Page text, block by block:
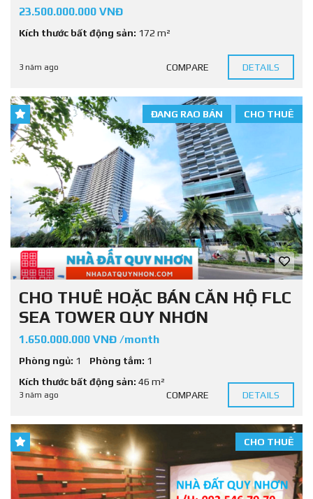
23.500.000.000 VNĐ
Kích thước bất động sản: 172 m²
3 năm ago COMPARE DETAILS
CHO THUÊ
ĐANG RAO BÁN
CHO THUÊ HOẶC BÁN CĂN HỘ FLC
SEA TOWER QUY NHƠN
1.650.000.000 VNĐ /month
Phòng ngủ: 1 Phòng tắm: 1
Kích thước bất động sản: 46 m²
3 năm ago COMPARE DETAILS
CHO THUÊ